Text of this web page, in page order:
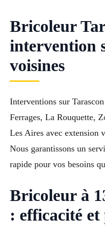
Bricoleur
intervention
voisines
Interventions sur
Ferrages, La Rouquette,
Les Aires avec extension
Nous garantissons un
rapide pour vos besoins
Bricoleur à
: efficacité